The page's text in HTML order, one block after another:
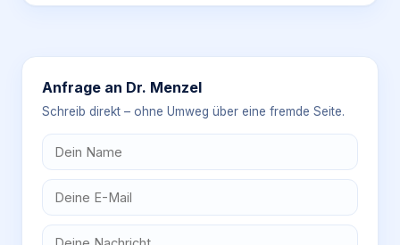
Anfrage an Dr. Menzel
Schreib direkt – ohne Umweg über eine fremde Seite.